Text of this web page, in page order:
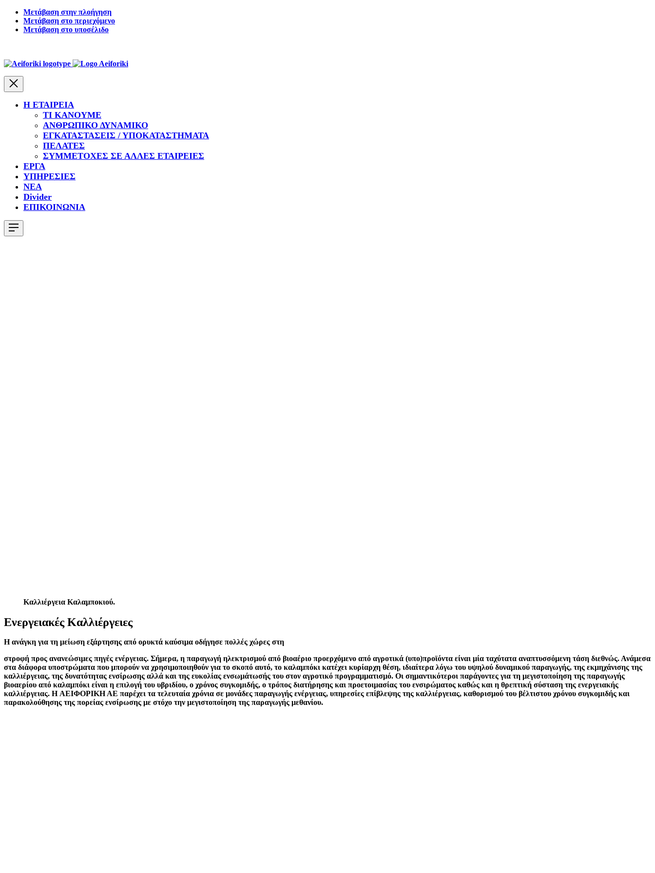
Μετάβαση στην πλοήγηση
Μετάβαση στο περιεχόμενο
Μετάβαση στο υποσέλιδο
Κλείσιμο
Η ΕΤΑΙΡΕΙΑ
ΤΙ ΚΑΝΟΥΜΕ
ΑΝΘΡΩΠΙΚΟ ΔΥΝΑΜΙΚΟ
ΕΓΚΑΤΑΣΤΑΣΕΙΣ / ΥΠΟΚΑΤΑΣΤΗΜΑΤΑ
ΠΕΛΑΤΕΣ
ΣΥΜΜΕΤΟΧΕΣ ΣΕ ΑΛΛΕΣ ΕΤΑΙΡΕΙΕΣ
ΕΡΓΑ
ΥΠΗΡΕΣΙΕΣ
ΝΕΑ
Divider
ΕΠΙΚΟΙΝΩΝΙΑ
Πλοήγηση
Καλλιέργεια Καλαμποκιού.
Ενεργειακές Καλλιέργειες
Η ανάγκη για τη μείωση εξάρτησης από ορυκτά καύσιμα οδήγησε πολλές χώρες στη
στροφή προς ανανεώσιμες πηγές ενέργειας. Σήμερα, η παραγωγή ηλεκτρισμού από βιοαέριο προερχόμενο από αγροτικά (υπο)προϊόντα είναι μία ταχύτατα αναπτυσσόμενη τάση διεθνώς. Ανάμεσα
στα διάφορα υποστρώματα που μπορούν να χρησιμοποιηθούν για το σκοπό αυτό, το καλαμπόκι κατέχει κυρίαρχη θέση, ιδιαίτερα λόγω του υψηλού δυναμικού παραγωγής, της εκμηχάνισης της
καλλιέργειας, της δυνατότητας ενσίρωσης αλλά και της ευκολίας ενσωμάτωσής του στον αγροτικό προγραμματισμό. Οι σημαντικότεροι παράγοντες για τη μεγιστοποίηση της παραγωγής
βιοαερίου από καλαμπόκι είναι η επιλογή του υβριδίου, ο χρόνος συγκομιδής, ο τρόπος διατήρησης και προετοιμασίας του ενσιρώματος καθώς και η θρεπτική σύσταση της ενεργειακής
καλλιέργειας. Η ΑΕΙΦΟΡΙΚΗ ΑΕ παρέχει τα τελευταία χρόνια σε μονάδες παραγωγής ενέργειας, υπηρεσίες επίβλεψης της καλλιέργειας, καθορισμού του βέλτιστου χρόνου συγκομιδής και
παρακολούθησης της πορείας ενσίρωσης με στόχο την μεγιστοποίηση της παραγωγής μεθανίου.